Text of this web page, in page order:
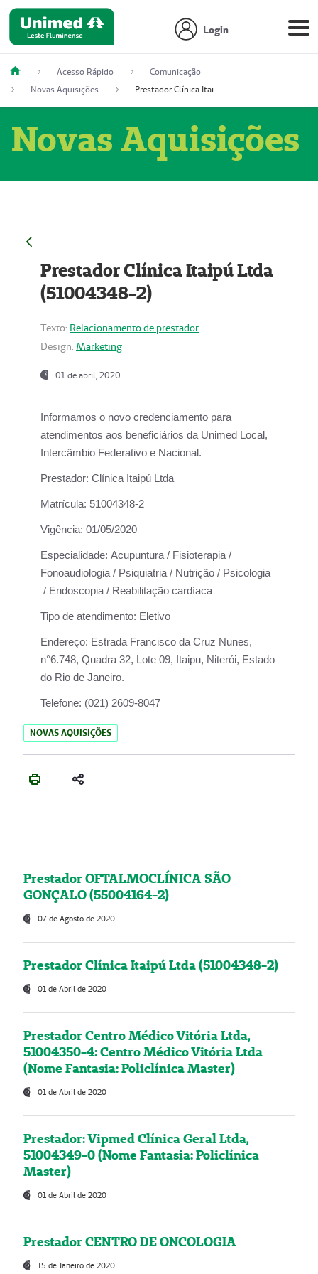
Login
Acesso Rápido
Comunicação
Novas Aquisições
Prestador Clínica Itaipú Ltda (51004348-2)
Novas Aquisições
Prestador Clínica Itaipú Ltda
(51004348-2)
Texto: Relacionamento de prestador
Design: Marketing
01 de abril, 2020
Informamos o novo credenciamento para
atendimentos aos beneficiários da Unimed Local,
Intercâmbio Federativo e Nacional.
Prestador: Clínica Itaipú Ltda
Matrícula: 51004348-2
Vigência: 01/05/2020
Especialidade: Acupuntura / Fisioterapia /
Fonoaudiologia / Psiquiatria / Nutrição / Psicologia
/ Endoscopia / Reabilitação cardíaca
Tipo de atendimento: Eletivo
Endereço: Estrada Francisco da Cruz Nunes,
n°6.748, Quadra 32, Lote 09, Itaipu, Niterói, Estado
do Rio de Janeiro.
Telefone: (021) 2609-8047
NOVAS AQUISIÇÕES
Prestador OFTALMOCLÍNICA SÃO
GONÇALO (55004164-2)
07 de Agosto de 2020
Prestador Clínica Itaipú Ltda (51004348-2)
01 de Abril de 2020
Prestador Centro Médico Vitória Ltda,
51004350-4: Centro Médico Vitória Ltda
(Nome Fantasia: Policlínica Master)
01 de Abril de 2020
Prestador: Vipmed Clínica Geral Ltda,
51004349-0 (Nome Fantasia: Policlínica
Master)
01 de Abril de 2020
Prestador CENTRO DE ONCOLOGIA
15 de Janeiro de 2020